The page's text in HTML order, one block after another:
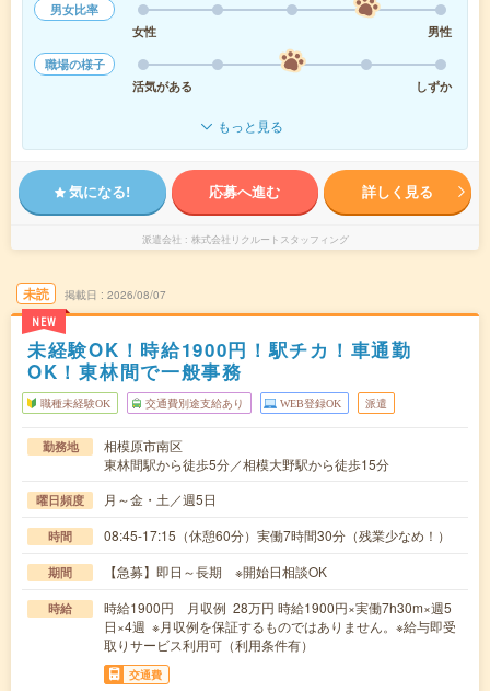
男女比率
女性
男性
職場の様子
活気がある
しずか
もっと見る
気になる! 応募へ進む 詳しく見る
派遣会社 株式会社リクルートスタッフィング
未読
NEW
掲載日 2026/08/07
未経験OK！時給1900円！駅チカ！車通勤
OK！東林間で一般事務
職種未経験OK 交通費別途支給あり WEB登録OK 派遣
勤務地
相模原市南区
東林間駅から徒歩5分／相模大野駅から徒歩15分
曜日頻度 月～金・土／週5日
時間 08:45-17:15（休憩60分）実働7時間30分（残業少なめ！）
期間 【急募】即日～長期 ※開始日相談OK
時給
時給1900円 月収例 28万円 時給1900円×実働7h30m×週5
日×4週 ※月収例を保証するものではありません。※給与即受
取りサービス利用可（利用条件有）
交通費